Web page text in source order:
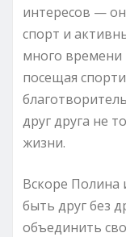
интересов —
спорт и
много времени
посещая
друг друга не
жизни.
Вскоре Полина
быть друг без
объединить